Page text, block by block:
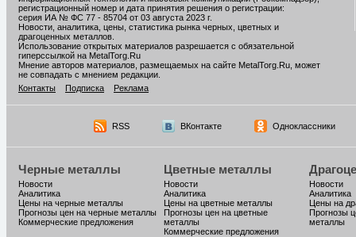
регистрационный номер и дата принятия решения о регистрации:
серия ИА № ФС 77 - 85704 от 03 августа 2023 г.
Новости, аналитика, цены, статистика рынка черных, цветных и
драгоценных металлов.
Использование открытых материалов разрешается с обязательной
гиперссылкой на MetalTorg.Ru
Мнение авторов материалов, размещаемых на сайте MetalTorg.Ru, может
не совпадать с мнением редакции.
Контакты
Подписка Реклама
RSS ВКонтакте Одноклассники
Черные металлы
Новости
Аналитика
Цены на черные металлы
Прогнозы цен на черные металлы
Коммерческие предложения
Цветные металлы
Новости
Аналитика
Цены на цветные металлы
Прогнозы цен на цветные
металлы
Коммерческие предложения
Новости
Аналитика
Цены на
Прогнозы
металлы